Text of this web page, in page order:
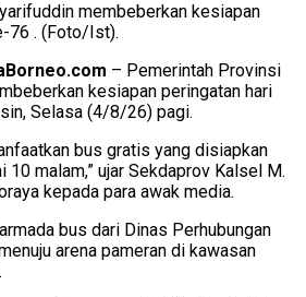
membeberkan kesiapan
76 . (Foto/Ist).
– Pemerintah Provinsi
kesiapan peringatan hari
Selasa (4/8/26) pagi.
bus gratis yang disiapkan
10 malam,” ujar Sekdaprov Kalsel M.
kepada para awak media.
bus dari Dinas Perhubungan
arena pameran di kawasan